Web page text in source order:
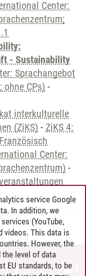
Center:
- Sustainability
Sprachangebot
ohne CPs) -
interkulturelle
(ZiKS) - ZiKS 4:
Center:
-
service Google
In addition, we
(YouTube,
videos. This data is
However, the
the level of data
EU standards, to be